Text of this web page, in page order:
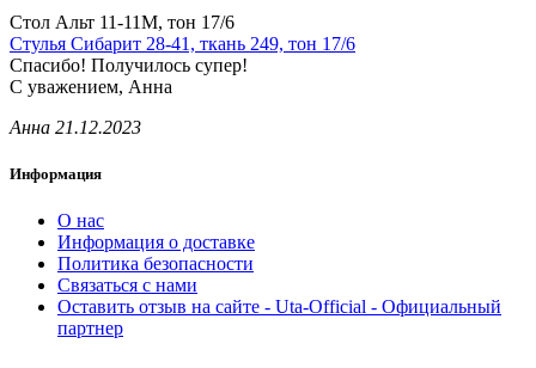
Стол Альт 11-11М, тон 17/6
Стулья Сибарит 28-41, ткань 249, тон 17/6
Спасибо! Получилось супер!
С уважением, Анна
Анна 21.12.2023
Информация
О нас
Информация о доставке
Политика безопасности
Связаться с нами
Оставить отзыв на сайте - Uta-Official - Официальный
партнер